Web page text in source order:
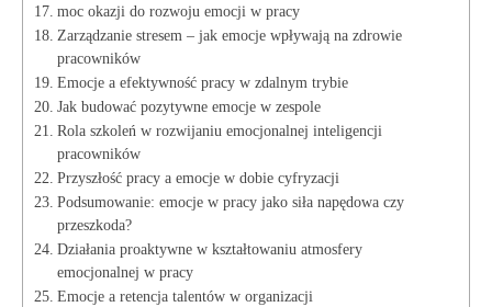
moc okazji do rozwoju emocji w pracy
Zarządzanie stresem – jak emocje wpływają na zdrowie
pracowników
Emocje a efektywność pracy w zdalnym trybie
Jak budować pozytywne emocje w zespole
Rola szkoleń w rozwijaniu emocjonalnej inteligencji
pracowników
Przyszłość pracy a emocje w dobie cyfryzacji
Podsumowanie: emocje w pracy jako siła napędowa czy
przeszkoda?
Działania proaktywne w kształtowaniu atmosfery
emocjonalnej w pracy
Emocje a retencja talentów w organizacji